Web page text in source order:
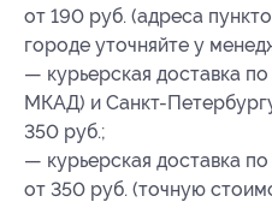
от 190 руб. (адреса
городе уточняйте у
— курьерская доставка
МКАД) и Санкт-
350 руб.;
— курьерская доставка
от 350 руб. (точную